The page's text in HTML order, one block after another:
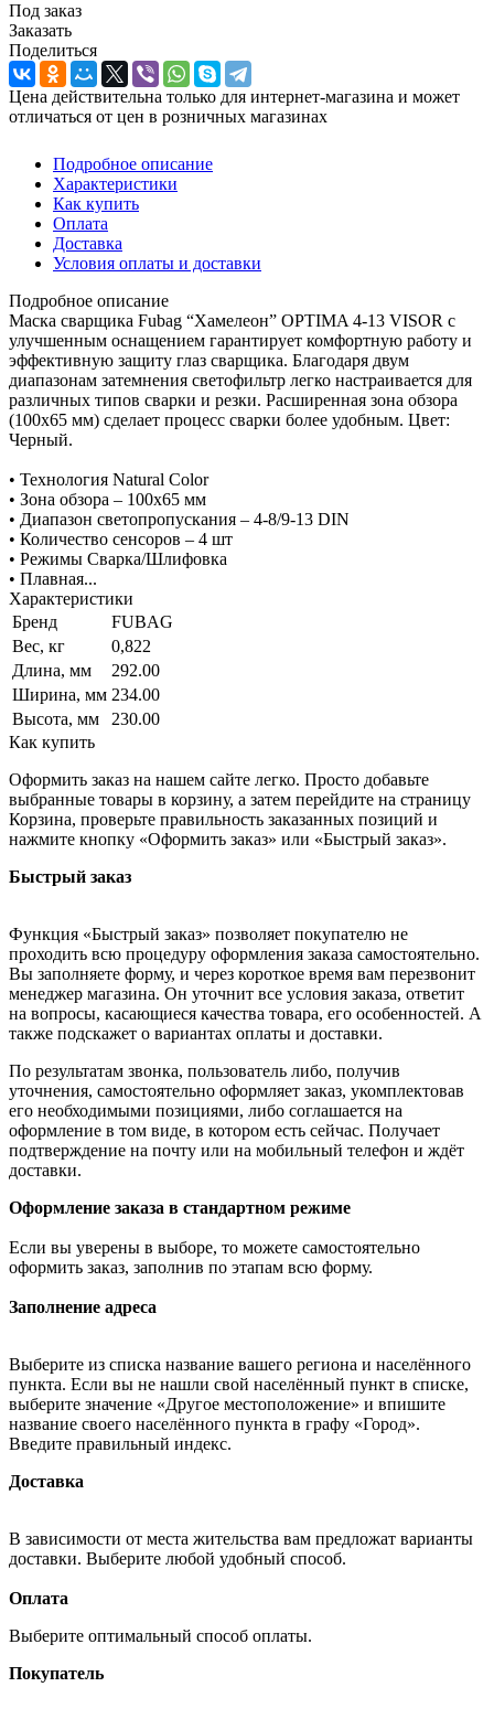
Под заказ
Заказать
Поделиться
Цена действительна только для интернет-магазина и может
отличаться от цен в розничных магазинах
Подробное описание
Характеристики
Как купить
Оплата
Доставка
Условия оплаты и доставки
Подробное описание
Маска сварщика Fubag “Хамелеон” OPTIMA 4-13 VISOR с
улучшенным оснащением гарантирует комфортную работу и
эффективную защиту глаз сварщика. Благодаря двум
диапазонам затемнения светофильтр легко настраивается для
различных типов сварки и резки. Расширенная зона обзора
(100х65 мм) сделает процесс сварки более удобным. Цвет:
Черный.
• Технология Natural Color
• Зона обзора – 100x65 мм
• Диапазон светопропускания – 4-8/9-13 DIN
• Количество сенсоров – 4 шт
• Режимы Сварка/Шлифовка
• Плавная...
Характеристики
Бренд
FUBAG
Вес, кг
0,822
Длина, мм
292.00
Ширина, мм 234.00
Высота, мм
230.00
Как купить
Оформить заказ на нашем сайте легко. Просто добавьте
выбранные товары в корзину, а затем перейдите на страницу
Корзина, проверьте правильность заказанных позиций и
нажмите кнопку «Оформить заказ» или «Быстрый заказ».
Быстрый заказ
Функция «Быстрый заказ» позволяет покупателю не
проходить всю процедуру оформления заказа самостоятельно.
Вы заполняете форму, и через короткое время вам перезвонит
менеджер магазина. Он уточнит все условия заказа, ответит
на вопросы, касающиеся качества товара, его особенностей. А
также подскажет о вариантах оплаты и доставки.
По результатам звонка, пользователь либо, получив
уточнения, самостоятельно оформляет заказ, укомплектовав
его необходимыми позициями, либо соглашается на
оформление в том виде, в котором есть сейчас. Получает
подтверждение на почту или на мобильный телефон и ждёт
доставки.
Оформление заказа в стандартном режиме
Если вы уверены в выборе, то можете самостоятельно
оформить заказ, заполнив по этапам всю форму.
Заполнение адреса
Выберите из списка название вашего региона и населённого
пункта. Если вы не нашли свой населённый пункт в списке,
выберите значение «Другое местоположение» и впишите
название своего населённого пункта в графу «Город».
Введите правильный индекс.
Доставка
В зависимости от места жительства вам предложат варианты
доставки. Выберите любой удобный способ.
Оплата
Выберите оптимальный способ оплаты.
Покупатель